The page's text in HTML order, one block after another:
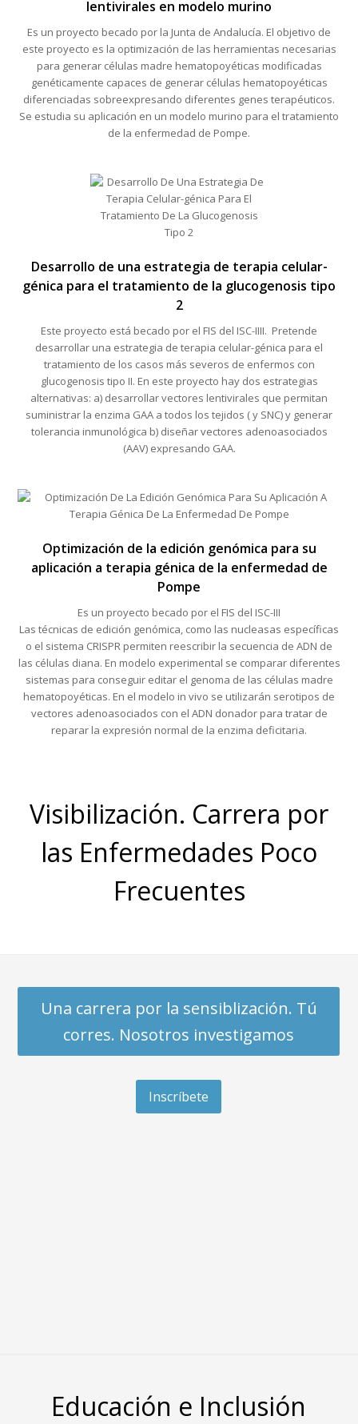
lentivirales en modelo murino
Es un proyecto becado por la Junta de Andalucía. El objetivo de
este proyecto es la optimización de las herramientas necesarias
para generar células madre hematopoyéticas modificadas
genéticamente capaces de generar células hematopoyéticas
diferenciadas sobreexpresando diferentes genes terapéuticos.
Se estudia su aplicación en un modelo murino para el tratamiento
de la enfermedad de Pompe.
Desarrollo de una estrategia de terapia celular-
génica para el tratamiento de la glucogenosis tipo
2
Este proyecto está becado por el FIS del ISC-IIII. Pretende
desarrollar una estrategia de terapia celular-génica para el
tratamiento de los casos más severos de enfermos con
glucogenosis tipo II. En este proyecto hay dos estrategias
alternativas: a) desarrollar vectores lentivirales que permitan
suministrar la enzima GAA a todos los tejidos ( y SNC) y generar
tolerancia inmunológica b) diseñar vectores adenoasociados
(AAV) expresando GAA.
Optimización de la edición genómica para su
aplicación a terapia génica de la enfermedad de
Pompe
Es un proyecto becado por el FIS del ISC-III
Las técnicas de edición genómica, como las nucleasas específicas
o el sistema CRISPR permiten reescribir la secuencia de ADN de
las células diana. En modelo experimental se comparar diferentes
sistemas para conseguir editar el genoma de las células madre
hematopoyéticas. En el modelo in vivo se utilizarán serotipos de
vectores adenoasociados con el ADN donador para tratar de
reparar la expresión normal de la enzima deficitaria.
Visibilización. Carrera por
las Enfermedades Poco
Frecuentes
Una carrera por la sensiblización. Tú
corres. Nosotros investigamos
Inscríbete
Educación e Inclusión